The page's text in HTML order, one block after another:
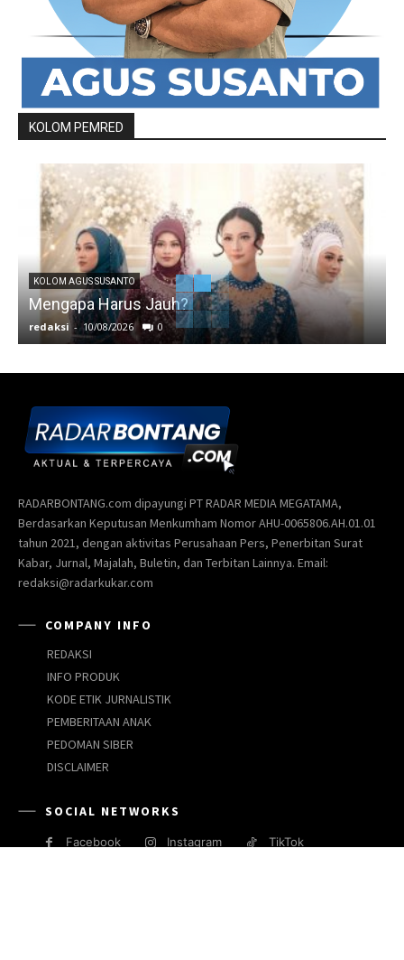
KOLOM PEMRED
KOLOM AGUS SUSANTO
Mengapa Harus Jauh?
redaksi - 10/08/2026 0
RADARBONTANG.com dipayungi PT RADAR MEDIA MEGATAMA,
Berdasarkan Keputusan Menkumham Nomor AHU-0065806.AH.01.01
tahun 2021, dengan aktivitas Perusahaan Pers, Penerbitan Surat
Kabar, Jurnal, Majalah, Buletin, dan Terbitan Lainnya. Email:
redaksi@radarkukar.com
COMPANY INFO
REDAKSI
INFO PRODUK
KODE ETIK JURNALISTIK
PEMBERITAAN ANAK
PEDOMAN SIBER
DISCLAIMER
SOCIAL NETWORKS
Facebook Instagram TikTok